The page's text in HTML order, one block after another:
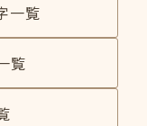
一覧
覧